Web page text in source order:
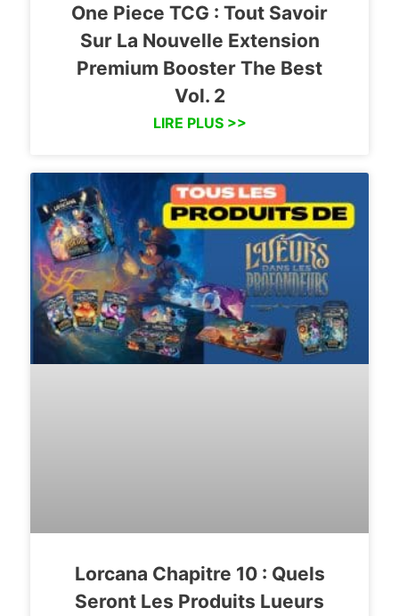
One Piece TCG : Tout Savoir
Sur La Nouvelle Extension
Premium Booster The Best
Vol. 2
LIRE PLUS >>
Lorcana Chapitre 10 : Quels
Seront Les Produits Lueurs